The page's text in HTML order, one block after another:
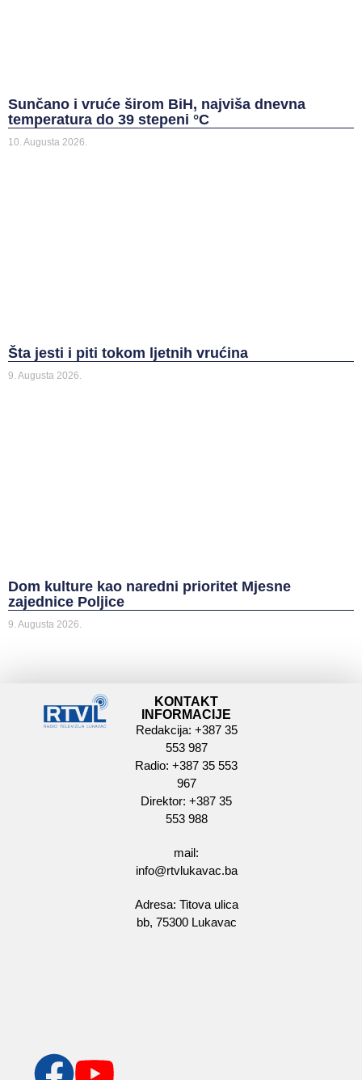
Sunčano i vruće širom BiH, najviša dnevna
temperatura do 39 stepeni °C
10. Augusta 2026.
Šta jesti i piti tokom ljetnih vrućina
9. Augusta 2026.
Dom kulture kao naredni prioritet Mjesne
zajednice Poljice
9. Augusta 2026.
KONTAKT
INFORMACIJE
Redakcija: +387 35
553 987
Radio: +387 35 553
967
Direktor: +387 35
553 988
mail:
info@rtvlukavac.ba
Adresa: Titova ulica
bb, 75300 Lukavac